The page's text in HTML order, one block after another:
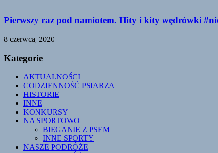
Pierwszy raz pod namiotem. Hity i kity wędrówki
8 czerwca, 2020
Kategorie
AKTUALNOŚCI
CODZIENNOŚĆ PSIARZA
HISTORIE
INNE
KONKURSY
NA SPORTOWO
BIEGANIE Z PSEM
INNE SPORTY
NASZE PODRÓŻE